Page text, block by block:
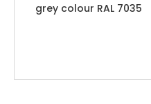
grey colour RAL 7035